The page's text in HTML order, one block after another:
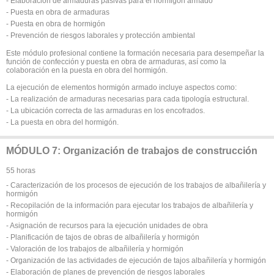
- Puesta en obra de armaduras
- Puesta en obra de hormigón
- Prevención de riesgos laborales y protección ambiental
Este módulo profesional contiene la formación necesaria para desempeñar la
función de confección y puesta en obra de armaduras, así como la
colaboración en la puesta en obra del hormigón.
La ejecución de elementos hormigón armado incluye aspectos como:
- La realización de armaduras necesarias para cada tipología estructural.
- La ubicación correcta de las armaduras en los encofrados.
- La puesta en obra del hormigón.
MÓDULO 7: Organización de trabajos de construcción
55 horas
- Caracterización de los procesos de ejecución de los trabajos de albañilería y
hormigón
- Recopilación de la información para ejecutar los trabajos de albañilería y
hormigón
- Asignación de recursos para la ejecución unidades de obra
- Planificación de tajos de obras de albañilería y hormigón
- Valoración de los trabajos de albañilería y hormigón
- Organización de las actividades de ejecución de tajos albañilería y hormigón
- Elaboración de planes de prevención de riesgos laborales